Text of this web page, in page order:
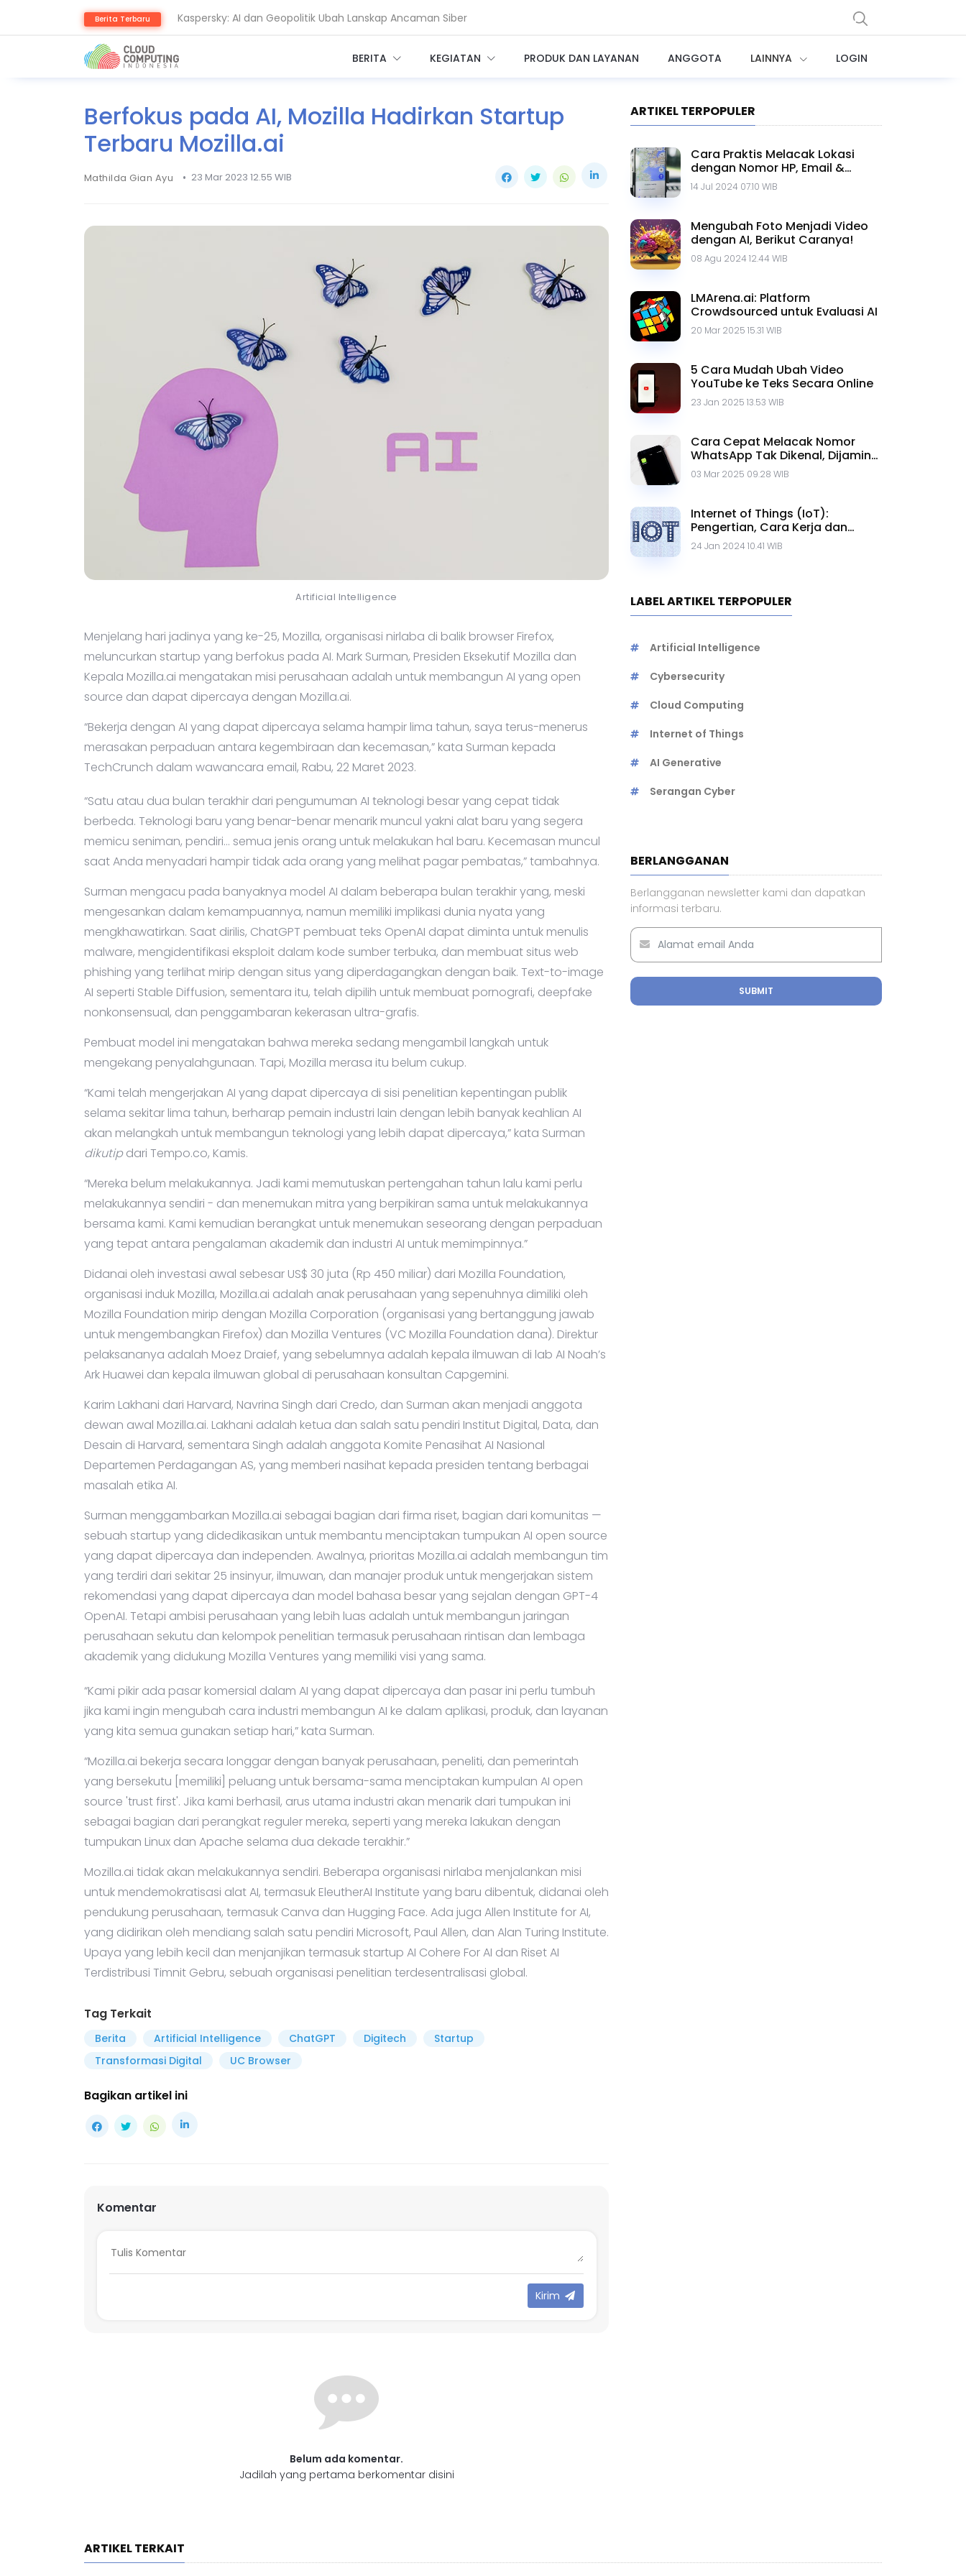
Berita Terbaru Kaspersky: AI dan Geopolitik Ubah Lanskap Ancaman Siber
Ransomware Meningkat, Pakar Telkom Minta Zero Trust Diperkuat
BERITA KEGIATAN PRODUK DAN LAYANAN ANGGOTA LAINNYA LOGIN
Berfokus pada AI, Mozilla Hadirkan Startup
Terbaru Mozilla.ai
Mathilda Gian Ayu • 23 Mar 2023 12.55 WIB
Artificial Intelligence
Menjelang hari jadinya yang ke-25, Mozilla, organisasi nirlaba di balik browser Firefox,
meluncurkan startup yang berfokus pada AI. Mark Surman, Presiden Eksekutif Mozilla dan
Kepala Mozilla.ai mengatakan misi perusahaan adalah untuk membangun AI yang open
source dan dapat dipercaya dengan Mozilla.ai.
“Bekerja dengan AI yang dapat dipercaya selama hampir lima tahun, saya terus-menerus
merasakan perpaduan antara kegembiraan dan kecemasan,” kata Surman kepada
TechCrunch dalam wawancara email, Rabu, 22 Maret 2023.
“Satu atau dua bulan terakhir dari pengumuman AI teknologi besar yang cepat tidak
berbeda. Teknologi baru yang benar-benar menarik muncul yakni alat baru yang segera
memicu seniman, pendiri… semua jenis orang untuk melakukan hal baru. Kecemasan muncul
saat Anda menyadari hampir tidak ada orang yang melihat pagar pembatas,” tambahnya.
Surman mengacu pada banyaknya model AI dalam beberapa bulan terakhir yang, meski
mengesankan dalam kemampuannya, namun memiliki implikasi dunia nyata yang
mengkhawatirkan. Saat dirilis, ChatGPT pembuat teks OpenAI dapat diminta untuk menulis
malware, mengidentifikasi eksploit dalam kode sumber terbuka, dan membuat situs web
phishing yang terlihat mirip dengan situs yang diperdagangkan dengan baik. Text-to-image
AI seperti Stable Diffusion, sementara itu, telah dipilih untuk membuat pornografi, deepfake
nonkonsensual, dan penggambaran kekerasan ultra-grafis.
Pembuat model ini mengatakan bahwa mereka sedang mengambil langkah untuk
mengekang penyalahgunaan. Tapi, Mozilla merasa itu belum cukup.
“Kami telah mengerjakan AI yang dapat dipercaya di sisi penelitian kepentingan publik
selama sekitar lima tahun, berharap pemain industri lain dengan lebih banyak keahlian AI
akan melangkah untuk membangun teknologi yang lebih dapat dipercaya,” kata Surman
dikutipdari Tempo.co, Kamis.
“Mereka belum melakukannya. Jadi kami memutuskan pertengahan tahun lalu kami perlu
melakukannya sendiri - dan menemukan mitra yang berpikiran sama untuk melakukannya
bersama kami. Kami kemudian berangkat untuk menemukan seseorang dengan perpaduan
yang tepat antara pengalaman akademik dan industri AI untuk memimpinnya.”
Didanai oleh investasi awal sebesar US$ 30 juta (Rp 450 miliar) dari Mozilla Foundation,
organisasi induk Mozilla, Mozilla.ai adalah anak perusahaan yang sepenuhnya dimiliki oleh
Mozilla Foundation mirip dengan Mozilla Corporation (organisasi yang bertanggung jawab
untuk mengembangkan Firefox) dan Mozilla Ventures (VC Mozilla Foundation dana). Direktur
pelaksananya adalah Moez Draief, yang sebelumnya adalah kepala ilmuwan di lab AI Noah’s
Ark Huawei dan kepala ilmuwan global di perusahaan konsultan Capgemini.
Karim Lakhani dari Harvard, Navrina Singh dari Credo, dan Surman akan menjadi anggota
dewan awal Mozilla.ai. Lakhani adalah ketua dan salah satu pendiri Institut Digital, Data, dan
Desain di Harvard, sementara Singh adalah anggota Komite Penasihat AI Nasional
Departemen Perdagangan AS, yang memberi nasihat kepada presiden tentang berbagai
masalah etika AI.
Surman menggambarkan Mozilla.ai sebagai bagian dari firma riset, bagian dari komunitas —
sebuah startup yang didedikasikan untuk membantu menciptakan tumpukan AI open source
yang dapat dipercaya dan independen. Awalnya, prioritas Mozilla.ai adalah membangun tim
yang terdiri dari sekitar 25 insinyur, ilmuwan, dan manajer produk untuk mengerjakan sistem
rekomendasi yang dapat dipercaya dan model bahasa besar yang sejalan dengan GPT-4
OpenAI. Tetapi ambisi perusahaan yang lebih luas adalah untuk membangun jaringan
perusahaan sekutu dan kelompok penelitian termasuk perusahaan rintisan dan lembaga
akademik yang didukung Mozilla Ventures yang memiliki visi yang sama.
“Kami pikir ada pasar komersial dalam AI yang dapat dipercaya dan pasar ini perlu tumbuh
jika kami ingin mengubah cara industri membangun AI ke dalam aplikasi, produk, dan layanan
yang kita semua gunakan setiap hari,” kata Surman.
“Mozilla.ai bekerja secara longgar dengan banyak perusahaan, peneliti, dan pemerintah
yang bersekutu [memiliki] peluang untuk bersama-sama menciptakan kumpulan AI open
source 'trust first'. Jika kami berhasil, arus utama industri akan menarik dari tumpukan ini
sebagai bagian dari perangkat reguler mereka, seperti yang mereka lakukan dengan
tumpukan Linux dan Apache selama dua dekade terakhir.”
Mozilla.ai tidak akan melakukannya sendiri. Beberapa organisasi nirlaba menjalankan misi
untuk mendemokratisasi alat AI, termasuk EleutherAI Institute yang baru dibentuk, didanai oleh
pendukung perusahaan, termasuk Canva dan Hugging Face. Ada juga Allen Institute for AI,
yang didirikan oleh mendiang salah satu pendiri Microsoft, Paul Allen, dan Alan Turing Institute.
Upaya yang lebih kecil dan menjanjikan termasuk startup AI Cohere For AI dan Riset AI
Terdistribusi Timnit Gebru, sebuah organisasi penelitian terdesentralisasi global.
Tag Terkait
Berita Artificial Intelligence ChatGPT Digitech
Startup
Transformasi Digital
UC Browser
Bagikan artikel ini
Komentar
Kirim
Belum ada komentar.
Jadilah yang pertama berkomentar disini
ARTIKEL TERPOPULER
Cara Praktis Melacak Lokasi
dengan Nomor HP, Email &
Google Maps
14 Jul 2024 07.10 WIB
Mengubah Foto Menjadi Video
dengan AI, Berikut Caranya!
08 Agu 2024 12.44 WIB
LMArena.ai: Platform
Crowdsourced untuk Evaluasi AI
20 Mar 2025 15.31 WIB
5 Cara Mudah Ubah Video
YouTube ke Teks Secara Online
23 Jan 2025 13.53 WIB
Cara Cepat Melacak Nomor
WhatsApp Tak Dikenal, Dijamin
Ampuh!
03 Mar 2025 09.28 WIB
Internet of Things (IoT):
Pengertian, Cara Kerja dan
Contohnya
24 Jan 2024 10.41 WIB
LABEL ARTIKEL TERPOPULER
Artificial Intelligence
Cybersecurity
Cloud Computing
Internet of Things
AI Generative
Serangan Cyber
BERLANGGANAN
Berlangganan newsletter kami dan dapatkan
informasi terbaru.
SUBMIT
ARTIKEL TERKAIT